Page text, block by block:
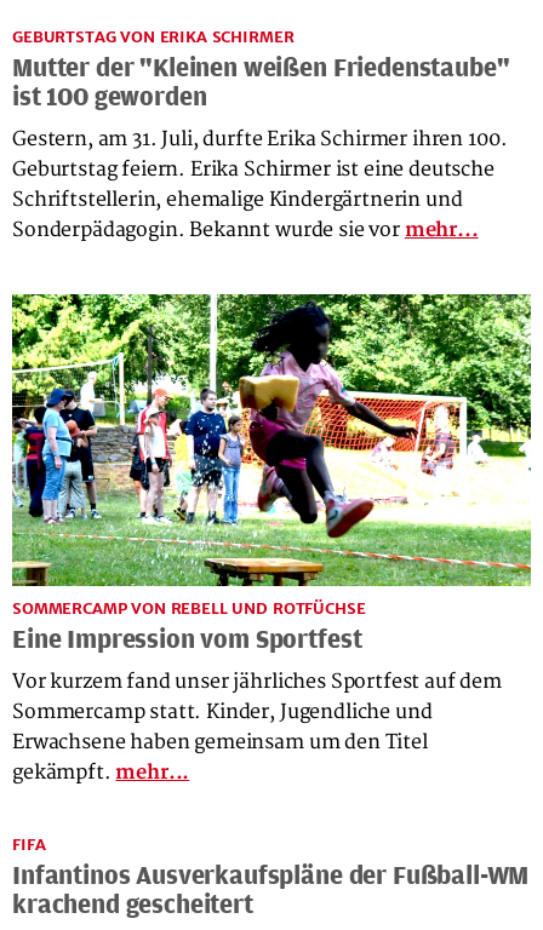
GEBURTSTAG VON ERIKA SCHIRMER
Mutter der "Kleinen weißen Friedenstaube"
ist 100 geworden
Gestern, am 31. Juli, durfte Erika Schirmer ihren 100.
Geburtstag feiern. Erika Schirmer ist eine deutsche
Schriftstellerin, ehemalige Kindergärtnerin und
Sonderpädagogin. Bekannt wurde sie vor mehr...
SOMMERCAMP VON REBELL UND ROTFÜCHSE
Eine Impression vom Sportfest
Vor kurzem fand unser jährliches Sportfest auf dem
Sommercamp statt. Kinder, Jugendliche und
Erwachsene haben gemeinsam um den Titel
gekämpft.mehr...
FIFA
Infantinos Ausverkaufspläne der Fußball-WM
krachend gescheitert